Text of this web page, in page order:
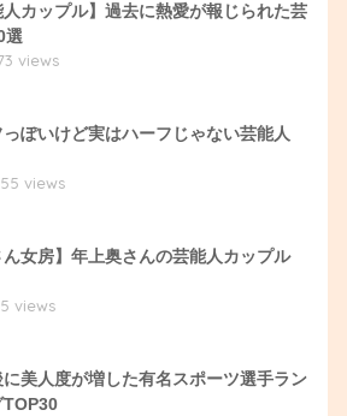
人カップル】過去に熱愛が報じられた芸
選
views
ぽいけど実はハーフじゃない芸能人
views
ん女房】年上奥さんの芸能人カップル
views
に美人度が増した有名スポーツ選手ラン
TOP30